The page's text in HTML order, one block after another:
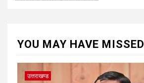
YOU MAY HAVE MISSED
उत्तराखण्ड